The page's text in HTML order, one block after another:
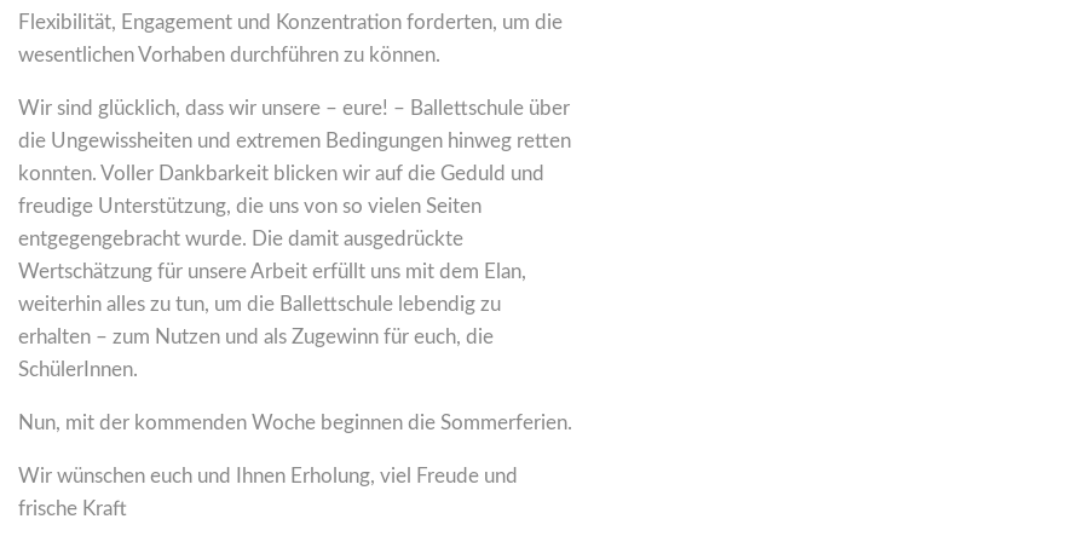
Flexibilität, Engagement und Konzentration forderten, um die
wesentlichen Vorhaben durchführen zu können.
Wir sind glücklich, dass wir unsere – eure! – Ballettschule über
die Ungewissheiten und extremen Bedingungen hinweg retten
konnten. Voller Dankbarkeit blicken wir auf die Geduld und
freudige Unterstützung, die uns von so vielen Seiten
entgegengebracht wurde. Die damit ausgedrückte
Wertschätzung für unsere Arbeit erfüllt uns mit dem Elan,
weiterhin alles zu tun, um die Ballettschule lebendig zu
erhalten – zum Nutzen und als Zugewinn für euch, die
SchülerInnen.
Nun, mit der kommenden Woche beginnen die Sommerferien.
Wir wünschen euch und Ihnen Erholung, viel Freude und
frische Kraft